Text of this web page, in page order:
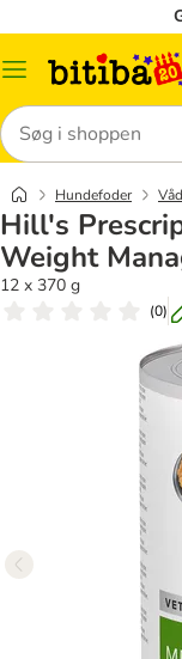
Menu
Søg
Hundefoder
Hill's
Weight
12 x 370 g
(0)